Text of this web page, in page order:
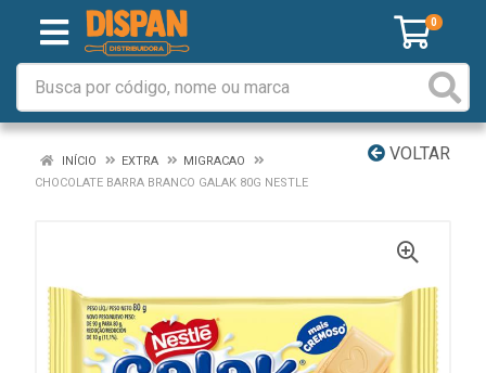
0
VOLTAR
INÍCIO EXTRA
MIGRACAO
CHOCOLATE BARRA BRANCO GALAK 80G NESTLE